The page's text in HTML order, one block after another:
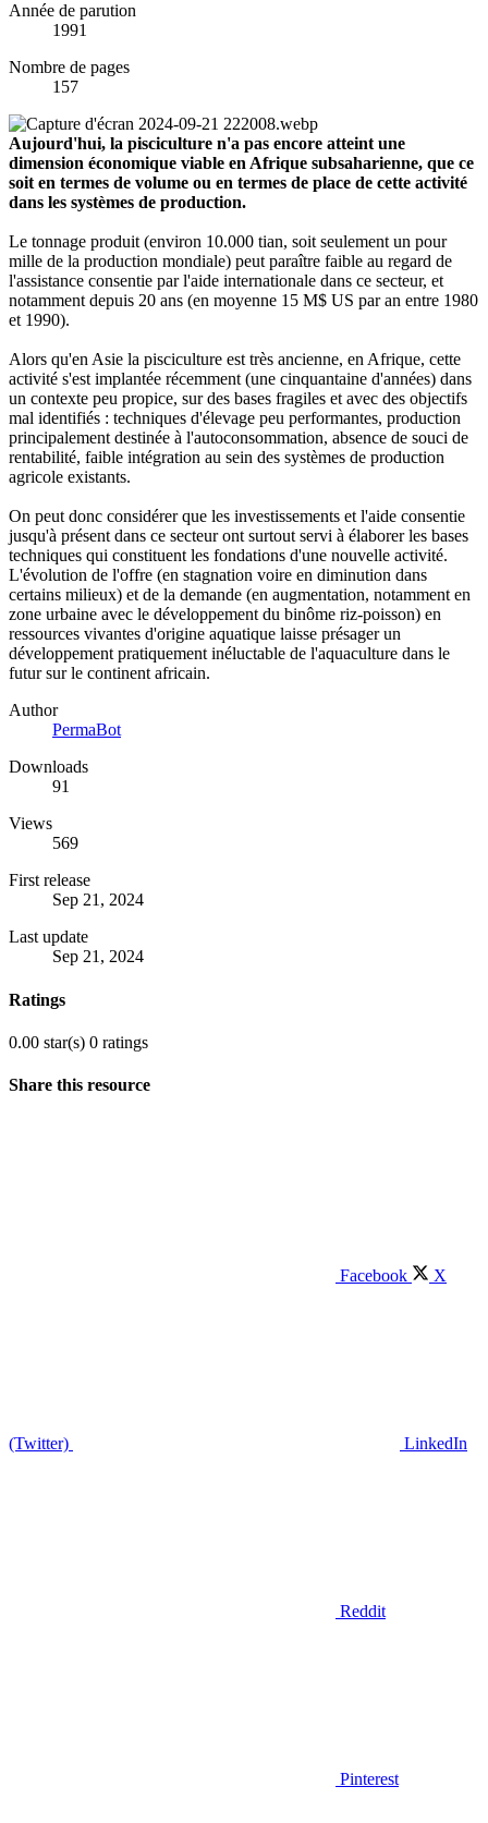
Année de parution
1991
Nombre de pages
157
Aujourd'hui, la pisciculture n'a pas encore atteint une
dimension économique viable en Afrique subsaharienne, que ce
soit en termes de volume ou en termes de place de cette activité
dans les systèmes de production.
Le tonnage produit (environ 10.000 tian, soit seulement un pour
mille de la production mondiale) peut paraître faible au regard de
l'assistance consentie par l'aide internationale dans ce secteur, et
notamment depuis 20 ans (en moyenne 15 M$ US par an entre 1980
et 1990).
Alors qu'en Asie la pisciculture est très ancienne, en Afrique, cette
activité s'est implantée récemment (une cinquantaine d'années) dans
un contexte peu propice, sur des bases fragiles et avec des objectifs
mal identifiés : techniques d'élevage peu performantes, production
principalement destinée à l'autoconsommation, absence de souci de
rentabilité, faible intégration au sein des systèmes de production
agricole existants.
On peut donc considérer que les investissements et l'aide consentie
jusqu'à présent dans ce secteur ont surtout servi à élaborer les bases
techniques qui constituent les fondations d'une nouvelle activité.
L'évolution de l'offre (en stagnation voire en diminution dans
certains milieux) et de la demande (en augmentation, notamment en
zone urbaine avec le développement du binôme riz-poisson) en
ressources vivantes d'origine aquatique laisse présager un
développement pratiquement inéluctable de l'aquaculture dans le
futur sur le continent africain.
Author
PermaBot
Downloads
91
Views
569
First release
Sep 21, 2024
Last update
Sep 21, 2024
Ratings
0.00 star(s) 0 ratings
Share this resource
Facebook X
(Twitter) LinkedIn
Reddit
Pinterest